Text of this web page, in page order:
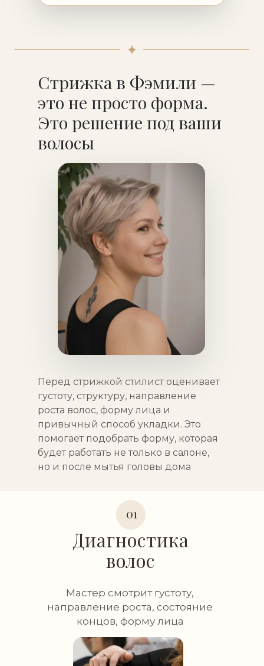
Перед стрижкой стилист оценивает
густоту, структуру, направление
роста волос, форму лица и
привычный способ укладки. Это
помогает подобрать форму, которая
будет работать не только в салоне,
но и после мытья головы дома
Стрижка в Фэмили —
это не просто форма.
Это решение под ваши
волосы
✦
01
Диагностика
волос
Мастер смотрит густоту,
направление роста, состояние
концов, форму лица